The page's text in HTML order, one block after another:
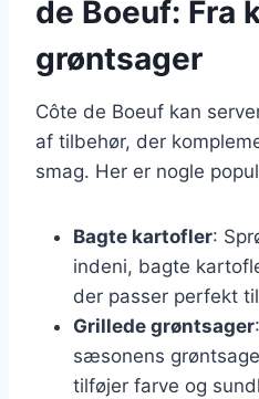
de Boeuf: Fra
grøntsager
Côte de Boeuf kan
af tilbehør, der
smag. Her er nogle
Bagte kartofler:
indeni, bagte
der passer perfekt
Grillede grøntsager
sæsonens
tilføjer farve og